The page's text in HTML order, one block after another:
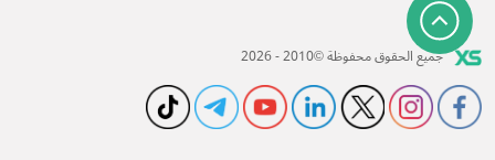
جميع الحقوق محفوظة ©2010 - 2026